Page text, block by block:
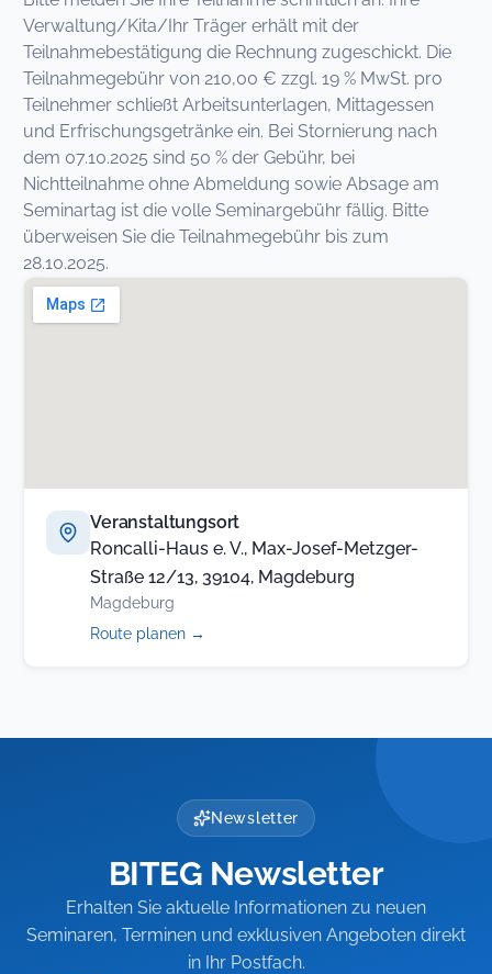
Verwaltung/Kita/Ihr Träger erhält mit der
Teilnahmebestätigung die Rechnung zugeschickt. Die
Teilnahmegebühr von 210,00 € zzgl. 19 % MwSt. pro
Teilnehmer schließt Arbeitsunterlagen, Mittagessen
und Erfrischungsgetränke ein. Bei Stornierung nach
dem 07.10.2025 sind 50 % der Gebühr, bei
Nichtteilnahme ohne Abmeldung sowie Absage am
Seminartag ist die volle Seminargebühr fällig. Bitte
überweisen Sie die Teilnahmegebühr bis zum
28.10.2025.
Veranstaltungsort
Roncalli-Haus e. V., Max-Josef-Metzger-
Straße 12/13, 39104, Magdeburg
Magdeburg
Route planen →
Newsletter
BITEG Newsletter
Erhalten Sie aktuelle Informationen zu neuen
Seminaren, Terminen und exklusiven Angeboten direkt
in Ihr Postfach.